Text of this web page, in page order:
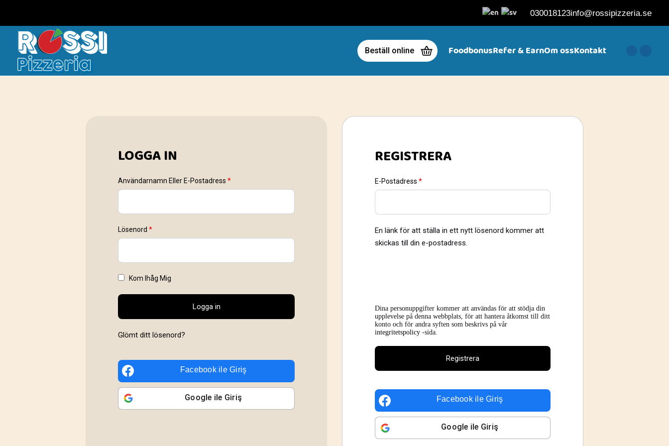
030018123info@rossipizzeria.se
Beställ online FoodbonusRefer & EarnOm ossKontakt
LOGGA IN
Användarnamn Eller E-Postadress *
Lösenord *
Kom Ihåg Mig
Logga in
Glömt ditt lösenord?
Facebookile Giriş
Google ile Giriş
REGISTRERA
E-Postadress *
En länk för att ställa in ett nytt lösenord kommer att
skickas till din e-postadress.
Dina personuppgifter kommer att användas för att stödja din
upplevelse på denna webbplats, för att hantera åtkomst till ditt
konto och för andra syften som beskrivs på vår
integritetspolicy -sida.
Registrera
Facebookile Giriş
Google ile Giriş